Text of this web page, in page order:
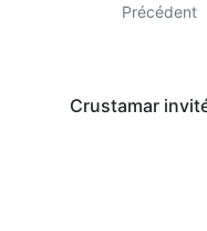
Précédent
Crustamar